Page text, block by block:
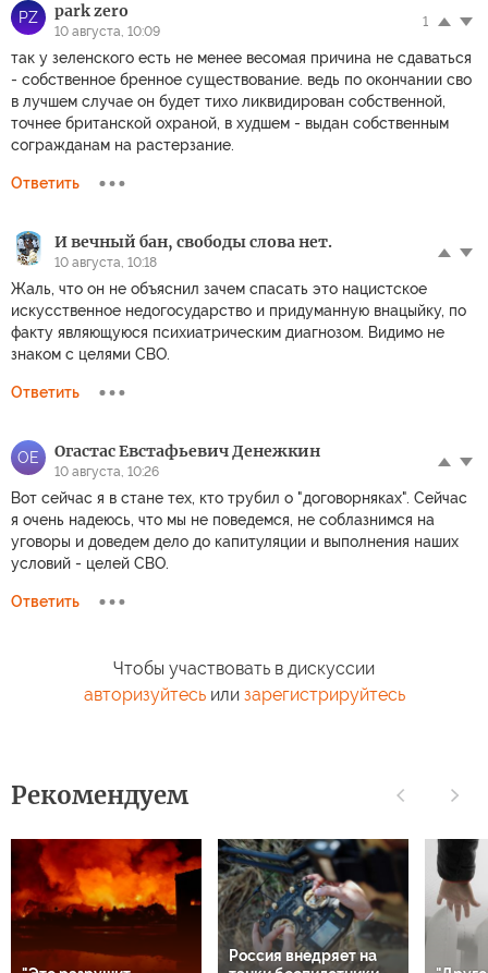
PZ park zero
10 августа, 10:09
1
так у зеленского есть не менее весомая причина не сдаваться
- собственное бренное существование. ведь по окончании сво
в лучшем случае он будет тихо ликвидирован собственной,
точнее британской охраной, в худшем - выдан собственным
согражданам на растерзание.
Ответить
И вечный бан, свободы слова нет.
10 августа, 10:18
Жаль, что он не объяснил зачем спасать это нацистское
искусственное недогосударство и придуманную внацыйку, по
факту являющуюся психиатрическим диагнозом. Видимо не
знаком с целями СВО.
Ответить
ОЕ Огастас Евстафьевич Денежкин
10 августа, 10:26
Вот сейчас я в стане тех, кто трубил о "договорняках". Сейчас
я очень надеюсь, что мы не поведемся, не соблазнимся на
уговоры и доведем дело до капитуляции и выполнения наших
условий - целей СВО.
Ответить
Чтобы участвовать в дискуссии
авторизуйтесьили зарегистрируйтесь
Рекомендуем
Россия внедряет на